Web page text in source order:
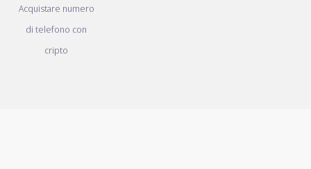
Acquistare numero
di telefono con
cripto